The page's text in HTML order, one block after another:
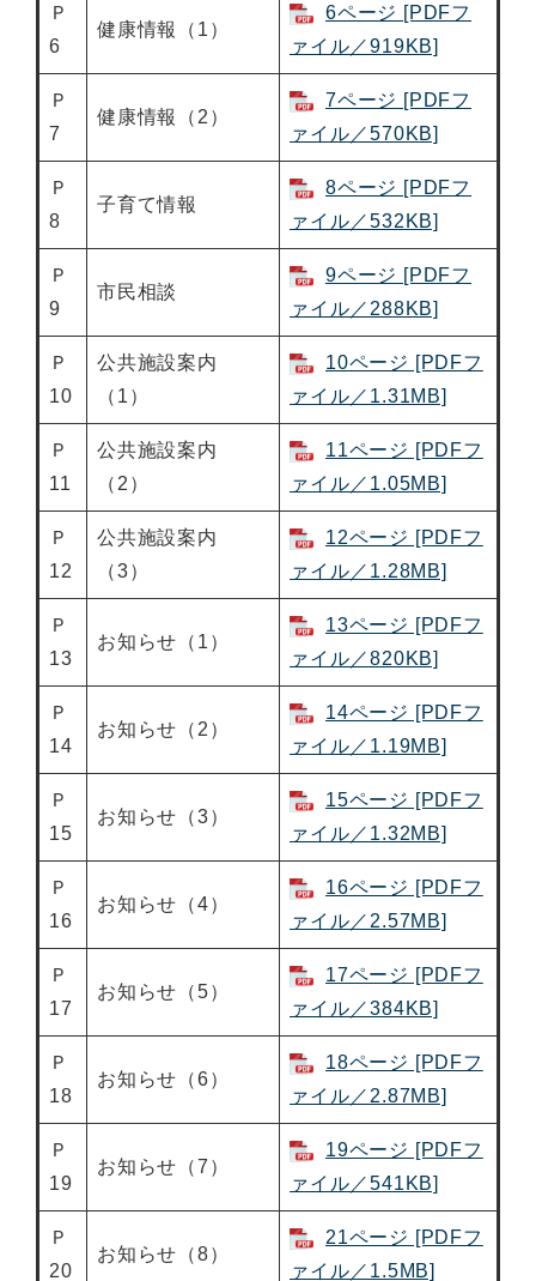
Ｐ
6
健康情報（1）
6ページ [PDFフ
ァイル／919KB]
Ｐ
7
健康情報（2）
7ページ [PDFフ
ァイル／570KB]
Ｐ
8
子育て情報
8ページ [PDFフ
ァイル／532KB]
Ｐ
9
市民相談
9ページ [PDFフ
ァイル／288KB]
Ｐ
10
公共施設案内
（1）
10ページ [PDFフ
ァイル／1.31MB]
Ｐ
11
公共施設案内
（2）
11ページ [PDFフ
ァイル／1.05MB]
Ｐ
12
公共施設案内
（3）
12ページ [PDFフ
ァイル／1.28MB]
Ｐ
13
お知らせ（1）
13ページ [PDFフ
ァイル／820KB]
Ｐ
14
お知らせ（2）
14ページ [PDFフ
ァイル／1.19MB]
Ｐ
15
お知らせ（3）
15ページ [PDFフ
ァイル／1.32MB]
Ｐ
16
お知らせ（4）
16ページ [PDFフ
ァイル／2.57MB]
Ｐ
17
お知らせ（5）
17ページ [PDFフ
ァイル／384KB]
Ｐ
18
お知らせ（6）
18ページ [PDFフ
ァイル／2.87MB]
Ｐ
19
お知らせ（7）
19ページ [PDFフ
ァイル／541KB]
Ｐ
20
お知らせ（8）
21ページ [PDFフ
ァイル／1.5MB]